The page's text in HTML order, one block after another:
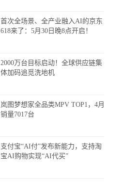
首次全场景、全产业融入AI的京东
618来了：5月30日晚8点开启！
2000万台目标启动！全球供应链集
体加码追觅洗地机
岚图梦想家全品类MPV TOP1，4月
销量7017台
支付宝“AI付”发布新能力，支持淘
宝AI购物实现“AI代买”